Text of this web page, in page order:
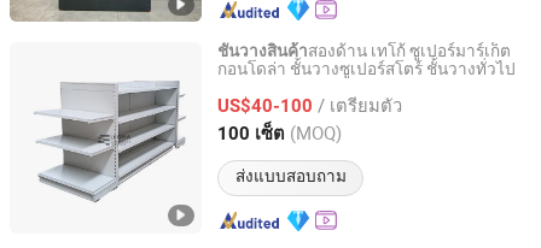
ชั้นวางสินค้าสองด้าน เทโก้ ซูเปอร์มาร์เก็ต
กอนโดล่า ชั้นวางซูเปอร์สโตร์ ชั้นวางทั่วไป
US$40-100 / เตรียมตัว
100 เซ็ต (MOQ)
ส่งแบบสอบถาม
Jiangsu Leqiya Commercial Equipment Co., Ltd.
Jiangsu, China อัตราจาก 2025